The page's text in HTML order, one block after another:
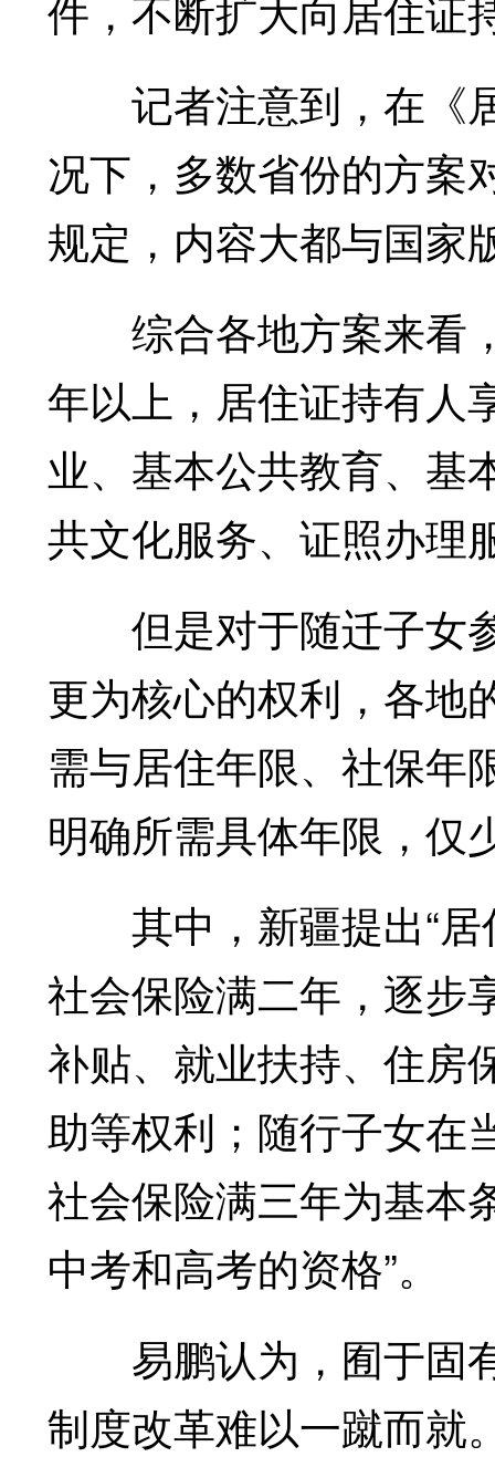
记者注意到，在《
况下，多数省份的方案
规定，内容大都与国家
综合各地方案来看
年以上，居住证持有人
业、基本公共教育、基
共文化服务、证照办理
但是对于随迁子女
更为核心的权利，各地
需与居住年限、社保年
明确所需具体年限，仅
其中，新疆提出“居
社会保险满二年，逐步
补贴、就业扶持、住房
助等权利；随行子女在
社会保险满三年为基本
中考和高考的资格”。
易鹏认为，囿于固
制度改革难以一蹴而就